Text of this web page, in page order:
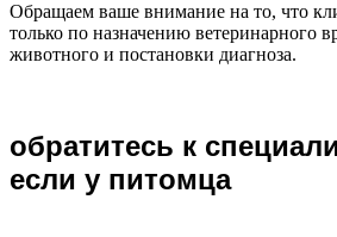
Обращаем ваше внимание на то, что
только по назначению ветеринарного
животного и постановки диагноза.
обратитесь к
если у питомца